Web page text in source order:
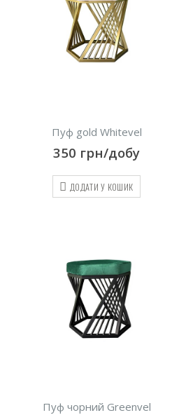
Пуф gold Whitevel
350 грн/добу
ДОДАТИ У КОШИК
Пуф чорний Greenvel